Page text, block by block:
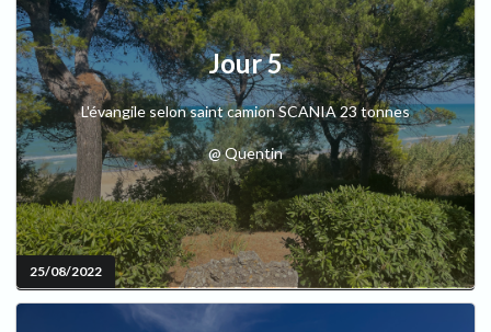
Jour 5
L'évangile selon saint camion SCANIA 23 tonnes
@ Quentin
25/08/2022